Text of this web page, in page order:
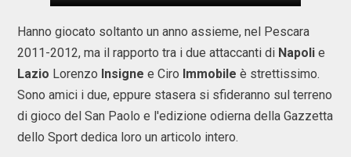
Hanno giocato soltanto un anno assieme, nel Pescara
2011-2012, ma il rapporto tra i due attaccanti di Napoli e
Lazio Lorenzo Insigne e Ciro Immobile è strettissimo.
Sono amici i due, eppure stasera si sfideranno sul terreno
di gioco del San Paolo e l'edizione odierna della Gazzetta
dello Sport dedica loro un articolo intero.